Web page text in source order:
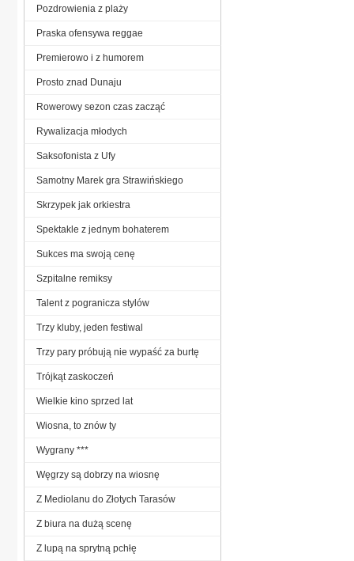
Pozdrowienia z plaży
Praska ofensywa reggae
Premierowo i z humorem
Prosto znad Dunaju
Rowerowy sezon czas zacząć
Rywalizacja młodych
Saksofonista z Ufy
Samotny Marek gra Strawińskiego
Skrzypek jak orkiestra
Spektakle z jednym bohaterem
Sukces ma swoją cenę
Szpitalne remiksy
Talent z pogranicza stylów
Trzy kluby, jeden festiwal
Trzy pary próbują nie wypaść za burtę
Trójkąt zaskoczeń
Wielkie kino sprzed lat
Wiosna, to znów ty
Wygrany ***
Węgrzy są dobrzy na wiosnę
Z Mediolanu do Złotych Tarasów
Z biura na dużą scenę
Z lupą na sprytną pchłę